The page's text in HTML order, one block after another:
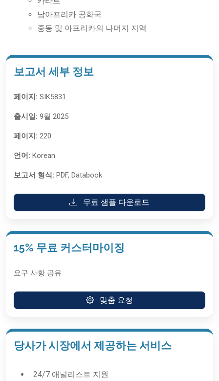
남아프리카 공화국
중동 및 아프리카의 나머지 지역
보고서 세부 정보
페이지: SIK5831
출시일: 9월 2025
페이지: 220
언어: Korean
보고서 형식: PDF, Databook
무료 샘플 다운로드
15% 무료 커스터마이징
요구 사항 공유
맞춤 요청
당사가 시장에서 제공하는 서비스
24/7 애널리스트 지원